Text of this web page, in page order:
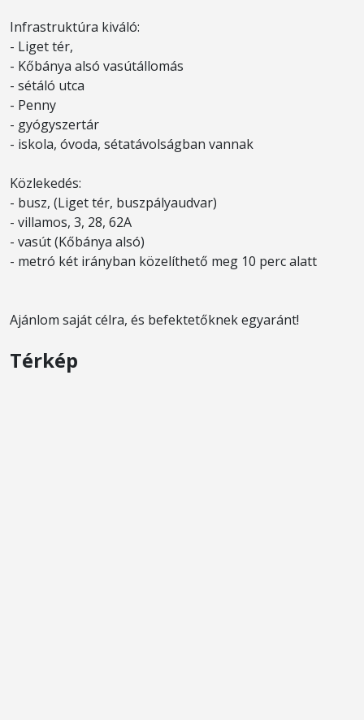
Infrastruktúra kiváló:
- Liget tér,
- Kőbánya alsó vasútállomás
- sétáló utca
- Penny
- gyógyszertár
- iskola, óvoda, sétatávolságban vannak
Közlekedés:
- busz, (Liget tér, buszpályaudvar)
- villamos, 3, 28, 62A
- vasút (Kőbánya alsó)
- metró két irányban közelíthető meg 10 perc alatt
Ajánlom saját célra, és befektetőknek egyaránt!
Térkép